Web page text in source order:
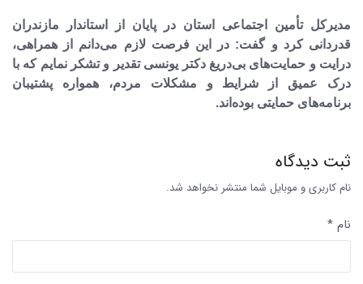
مدیرکل تأمین اجتماعی استان در پایان از استاندار مازندران
قدردانی کرد و گفت: در این فرصت لازم می‌دانم از همراهی،
درایت و حمایت‌های بی‌دریغ دکتر یونسی تقدیر و تشکر نمایم که با
درک عمیق از شرایط و مشکلات مردم، همواره پشتیبان
برنامه‌های حمایتی بوده‌اند.
ثبت دیدگاه
نام کاربری و موبایل شما منتشر نخواهد شد.
نام *